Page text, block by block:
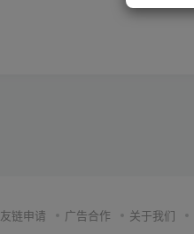
友链申请 广告合作 关于我们